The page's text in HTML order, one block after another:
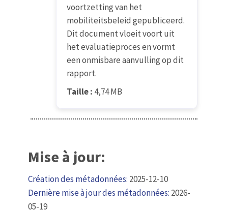
voortzetting van het
mobiliteitsbeleid gepubliceerd.
Dit document vloeit voort uit
het evaluatieproces en vormt
een onmisbare aanvulling op dit
rapport.
Taille : 4,74 MB
Mise à jour:
Création des métadonnées: 2025-12-10
Dernière mise à jour des métadonnées: 2026-
05-19